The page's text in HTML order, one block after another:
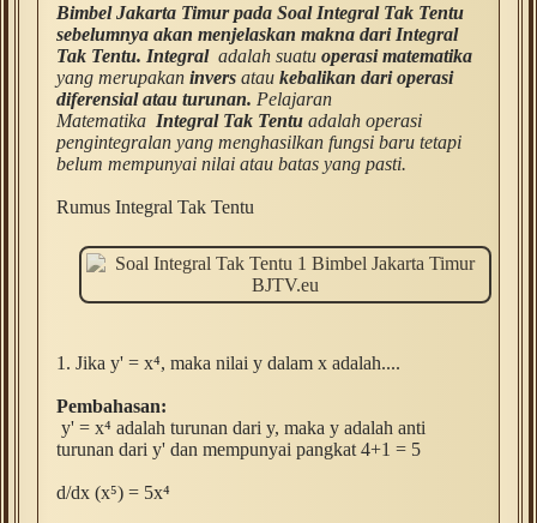
Bimbel Jakarta Timur pada Soal Integral Tak Tentu
sebelumnya akan menjelaskan makna dari Integral
Tak Tentu. Integral adalah suatu operasi matematika
yang merupakan invers atau kebalikan dari operasi
diferensial atau turunan. Pelajaran
Matematika Integral Tak Tentu adalah operasi
pengintegralan yang menghasilkan fungsi baru tetapi
belum mempunyai nilai atau batas yang pasti.
Rumus Integral Tak Tentu
1. Jika y' = x⁴, maka nilai y dalam x adalah....
Pembahasan:
y' = x⁴ adalah turunan dari y, maka y adalah anti
turunan dari y' dan mempunyai pangkat 4+1 = 5
d/dx (x⁵) = 5x⁴